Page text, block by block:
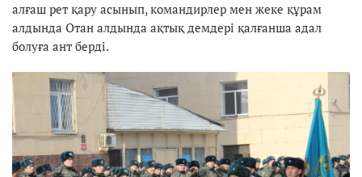
алғаш рет қару асынып, командирлер мен жеке құрам
алдында Отан алдында ақтық демдері қалғанша адал
болуға ант берді.